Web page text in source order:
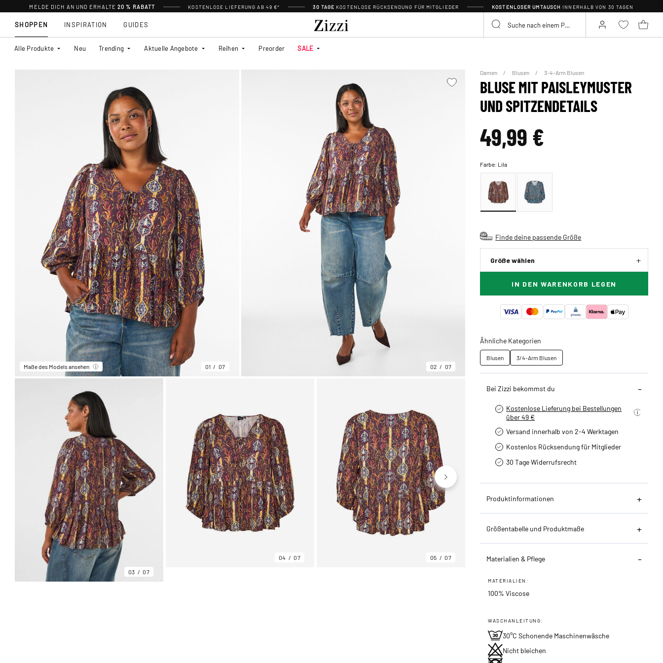
MELDE DICH AN UND ERHALTE20 % RABATT KOSTENLOSE LIEFERUNG AB 49 €* 30 TAGE KOSTENLOSE RÜCKSENDUNG FÜR MITGLIEDER KOSTENLOSER UMTAUSCH INNERHALB VON 30 TAGEN
SHOPPEN
Alle Produkte Neu Trending Aktuelle Angebote Reihen Preorder SALE
INSPIRATION GUIDES
Maße des Models ansehen 01 07 02 07
03 07
04 07 05 07
Damen Blusen 3-4-Arm Blusen
BLUSE MIT PAISLEYMUSTER
UND SPITZENDETAILS
49,99 €
Farbe: Lila
Finde deine passende Größe
Größe wählen
IN DEN WARENKORB LEGEN
Ähnliche Kategorien
Blusen 3/4-Arm Blusen
Bei Zizzi bekommst du
Kostenlose Lieferung bei Bestellungen
über 49 €
Versand innerhalb von 2-4 Werktagen
Kostenlos Rücksendung für Mitglieder
30 Tage Widerrufsrecht
Produktinformationen
Größentabelle und Produktmaße
Materialien & Pflege
MATERIALIEN:
100% Viscose
WASCHANLEITUNG:
30°C Schonende Maschinenwäsche
Nicht bleichen